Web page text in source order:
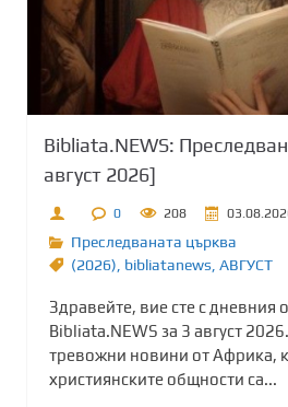
Bibliata.NEWS:
август 2026]
0 208
Преследваната църква
(2026), bibliatanews, АВГУСТ
Здравейте, вие сте с дневния
Bibliata.NEWS за 3 август
тревожни новини от Африка,
християнските общности са...